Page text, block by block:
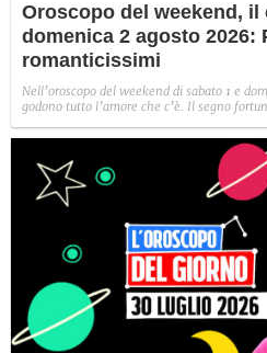
Oroscopo del weekend, il
domenica 2 agosto 2026:
romanticissimi
Nell’oroscopo del weekend di sabato 1 e
godono tutto l’amore che c’è. Il segno